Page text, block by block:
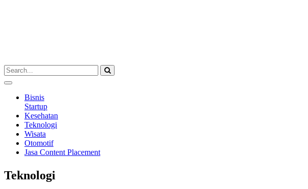
Bisnis
Startup
Kesehatan
Teknologi
Wisata
Otomotif
Jasa Content Placement
Teknologi